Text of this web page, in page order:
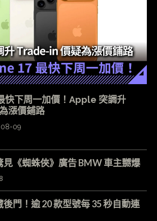
快下周一加價！Apple 突調升
漲價鋪路
09
見《蜘蛛俠》廣告 BMW 車主嬲爆
門！逾 20 款型號每 35 秒自動連